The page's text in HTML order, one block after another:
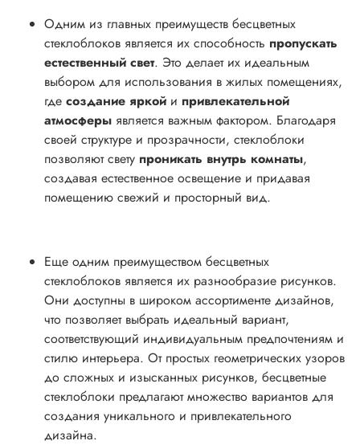
Одним из главных преимуществ бесцветных
стеклоблоков является их способность пропускать
естественный свет. Это делает их идеальным
выбором для использования в жилых помещениях,
где создание яркой и привлекательной
атмосферы является важным фактором. Благодаря
своей структуре и прозрачности, стеклоблоки
позволяют свету проникать внутрь комнаты,
создавая естественное освещение и придавая
помещению свежий и просторный вид.
Еще одним преимуществом бесцветных
стеклоблоков является их разнообразие рисунков.
Они доступны в широком ассортименте дизайнов,
что позволяет выбрать идеальный вариант,
соответствующий индивидуальным предпочтениям и
стилю интерьера. От простых геометрических узоров
до сложных и изысканных рисунков, бесцветные
стеклоблоки предлагают множество вариантов для
создания уникального и привлекательного
дизайна.